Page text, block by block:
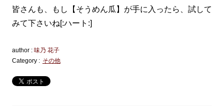
皆さんも、もし【そうめん瓜】が手に入ったら、試して
みて下さいね[:ハート:]
author : 味乃 花子
Category : その他